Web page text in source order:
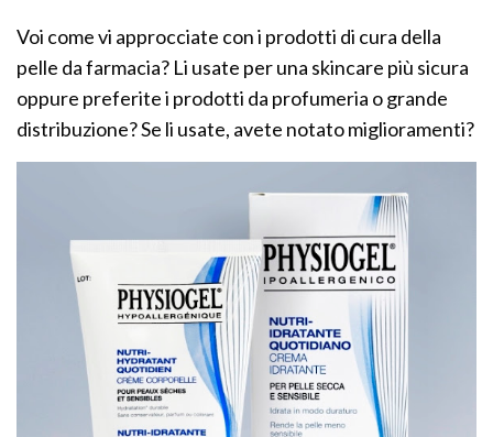
Voi come vi approcciate con i prodotti di cura della
pelle da farmacia? Li usate per una skincare più sicura
oppure preferite i prodotti da profumeria o grande
distribuzione? Se li usate, avete notato miglioramenti?